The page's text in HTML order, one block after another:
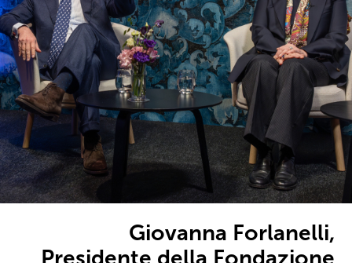
Giovanna Forlanelli,